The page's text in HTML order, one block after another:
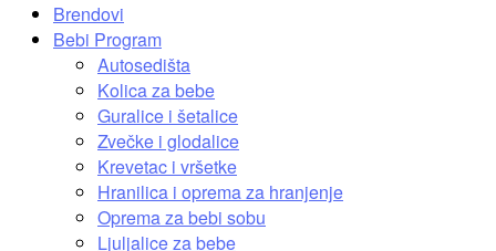
Brendovi
Bebi Program
Autosedišta
Kolica za bebe
Guralice i šetalice
Zvečke i glodalice
Krevetac i vršetke
Hranilica i oprema za hranjenje
Oprema za bebi sobu
Ljuljalice za bebe